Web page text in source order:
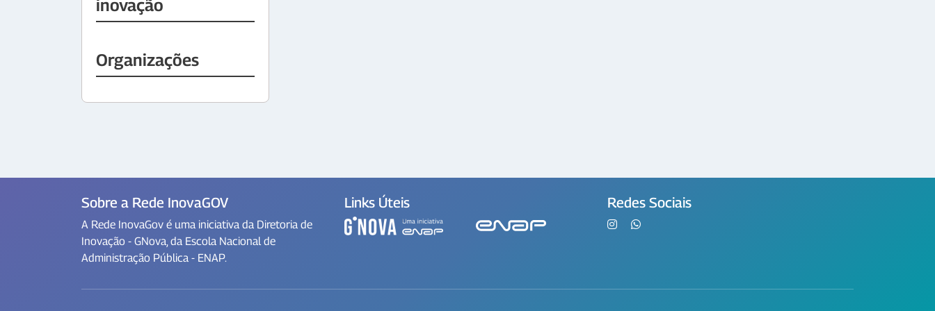
inovação
Organizações
Sobre a Rede InovaGOV
A Rede InovaGov é uma iniciativa da Diretoria de
Inovação - GNova, da Escola Nacional de
Administração Pública - ENAP.
Links Úteis Redes Sociais